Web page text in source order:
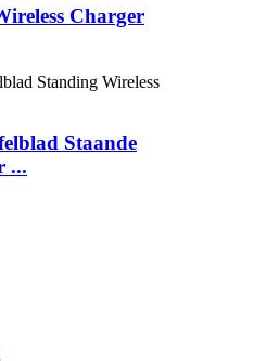
Charger
Staande
...